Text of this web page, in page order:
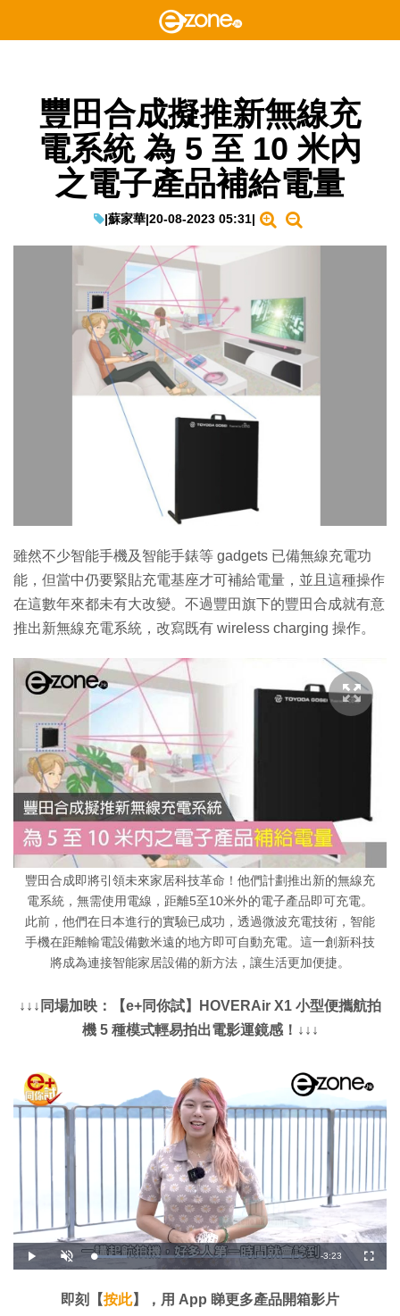
豐田合成擬推新無線充
電系統 為 5 至 10 米內
之電子產品補給電量
|蘇家華|20-08-2023 05:31|
雖然不少智能手機及智能手錶等 gadgets 已備無線充電功
能，但當中仍要緊貼充電基座才可補給電量，並且這種操作
在這數年來都未有大改變。不過豐田旗下的豐田合成就有意
推出新無線充電系統，改寫既有 wireless charging 操作。
豐田合成即將引領未來家居科技革命！他們計劃推出新的無線充
電系統，無需使用電線，距離5至10米外的電子產品即可充電。
此前，他們在日本進行的實驗已成功，透過微波充電技術，智能
手機在距離輸電設備數米遠的地方即可自動充電。這一創新科技
將成為連接智能家居設備的新方法，讓生活更加便捷。
↓↓↓同場加映：【e+同你試】HOVERAir X1 小型便攜航拍
機 5 種模式輕易拍出電影運鏡感！↓↓↓
播
放
開
啟
載
入
:
1
剩
時
-3:23
全
螢
即刻【按此】，用 App 睇更多產品開箱影片